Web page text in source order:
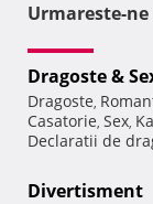
Urmareste-ne
Dragoste &
Dragoste,
Casatorie, Sex,
Declaratii de
Divertisment